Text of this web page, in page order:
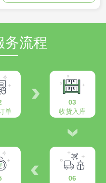
务流程
单
03
收货入库
06